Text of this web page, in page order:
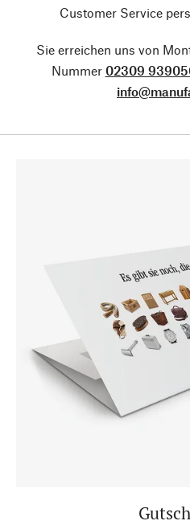
Customer Service
Sie erreichen uns von
Nummer 02309